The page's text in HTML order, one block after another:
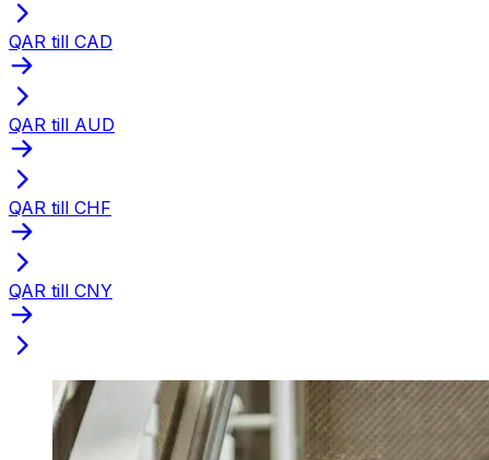
QAR till CAD
QAR till AUD
QAR till CHF
QAR till CNY